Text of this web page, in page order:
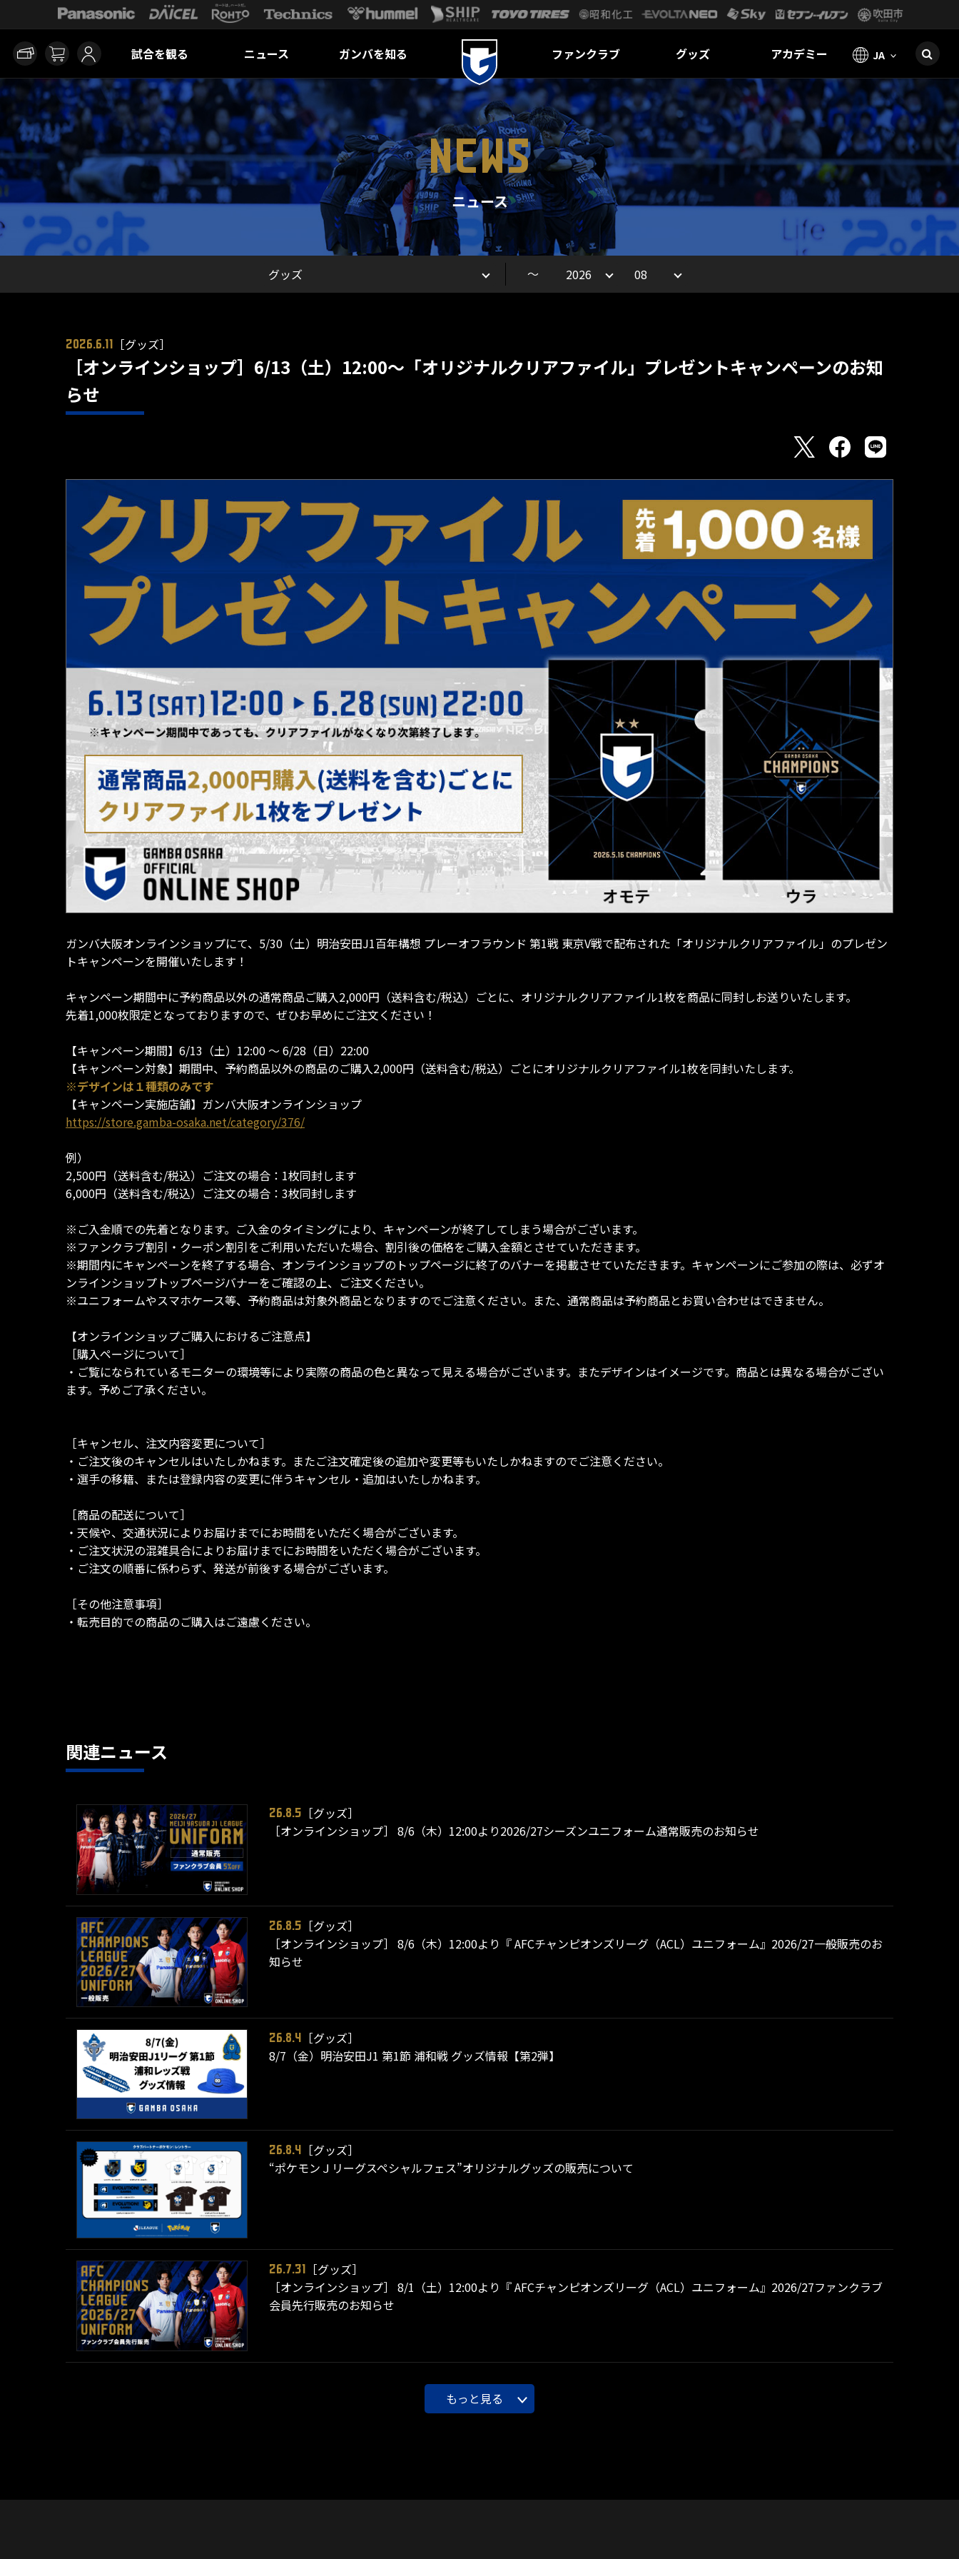
試合を観る ニュース ガンバを知る ファンクラブ グッズ アカデミー JA
NEWS
ニュース
～
2026.6.11 ［グッズ］
［オンラインショップ］6/13（土）12:00～「オリジナルクリアファイル」プレゼントキャンペーンのお知
らせ
ガンバ大阪オンラインショップにて、5/30（土）明治安田J1百年構想 プレーオフラウンド 第1戦 東京V戦で配布された「オリジナルクリアファイル」のプレゼン
トキャンペーンを開催いたします！
キャンペーン期間中に予約商品以外の通常商品ご購入2,000円（送料含む/税込）ごとに、オリジナルクリアファイル1枚を商品に同封しお送りいたします。
先着1,000枚限定となっておりますので、ぜひお早めにご注文ください！
【キャンペーン期間】6/13（土）12:00 ～ 6/28（日）22:00
【キャンペーン対象】期間中、予約商品以外の商品のご購入2,000円（送料含む/税込）ごとにオリジナルクリアファイル1枚を同封いたします。
※デザインは１種類のみです
【キャンペーン実施店舗】ガンバ大阪オンラインショップ
https://store.gamba-osaka.net/category/376/
例）
2,500円（送料含む/税込）ご注文の場合：1枚同封します
6,000円（送料含む/税込）ご注文の場合：3枚同封します
※ご入金順での先着となります。ご入金のタイミングにより、キャンペーンが終了してしまう場合がございます。
※ファンクラブ割引・クーポン割引をご利用いただいた場合、割引後の価格をご購入金額とさせていただきます。
※期間内にキャンペーンを終了する場合、オンラインショップのトップページに終了のバナーを掲載させていただきます。キャンペーンにご参加の際は、必ずオ
ンラインショップトップページバナーをご確認の上、ご注文ください。
※ユニフォームやスマホケース等、予約商品は対象外商品となりますのでご注意ください。また、通常商品は予約商品とお買い合わせはできません。
【オンラインショップご購入におけるご注意点】
［購入ページについて］
・ご覧になられているモニターの環境等により実際の商品の色と異なって見える場合がございます。またデザインはイメージです。商品とは異なる場合がござい
ます。予めご了承ください。
［キャンセル、注文内容変更について］
・ご注文後のキャンセルはいたしかねます。またご注文確定後の追加や変更等もいたしかねますのでご注意ください。
・選手の移籍、または登録内容の変更に伴うキャンセル・追加はいたしかねます。
［商品の配送について］
・天候や、交通状況によりお届けまでにお時間をいただく場合がございます。
・ご注文状況の混雑具合によりお届けまでにお時間をいただく場合がございます。
・ご注文の順番に係わらず、発送が前後する場合がございます。
［その他注意事項］
・転売目的での商品のご購入はご遠慮ください。
関連ニュース
26.8.5
［グッズ］
［オンラインショップ］ 8/6（木）12:00より2026/27シーズンユニフォーム通常販売のお知らせ
26.8.5
［グッズ］
［オンラインショップ］ 8/6（木）12:00より『 AFCチャンピオンズリーグ（ACL）ユニフォーム』2026/27一般販売のお
知らせ
26.8.4
［グッズ］
8/7（金）明治安田J1 第1節 浦和戦 グッズ情報【第2弾】
26.8.4
［グッズ］
“ポケモンＪリーグスペシャルフェス”オリジナルグッズの販売について
26.7.31
［グッズ］
［オンラインショップ］ 8/1（土）12:00より『 AFCチャンピオンズリーグ（ACL）ユニフォーム』2026/27ファンクラブ
会員先行販売のお知らせ
もっと見る